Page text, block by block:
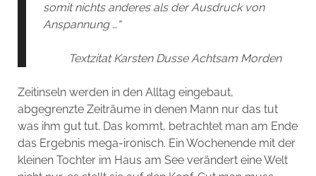
somit nichts anderes als der Ausdruck von
Anspannung …“
Textzitat Karsten Dusse Achtsam Morden
Zeitinseln werden in den Alltag eingebaut,
abgegrenzte Zeiträume in denen Mann nur das tut
was ihm gut tut. Das kommt, betrachtet man am Ende
das Ergebnis mega-ironisch. Ein Wochenende mit der
kleinen Tochter im Haus am See verändert eine Welt